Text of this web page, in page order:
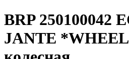
BRP 250100042
JANTE